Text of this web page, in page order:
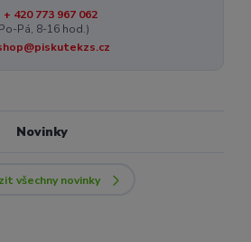
+ 420 773 967 062
Pá, 8-16 hod.)
Novinky
všechny novinky